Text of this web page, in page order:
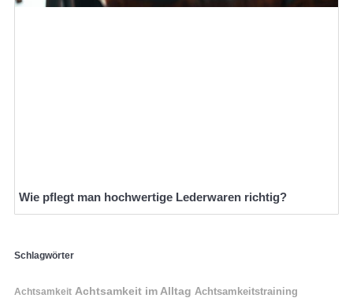
Wie pflegt man hochwertige Lederwaren richtig?
Schlagwörter
Achtsamkeit Achtsamkeit im Alltag Achtsamkeitstraining